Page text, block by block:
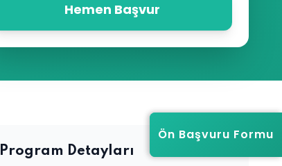
Ön Başvuru Formu
Hemen Başvur
Program Detayları
Ön Başvuru Formu